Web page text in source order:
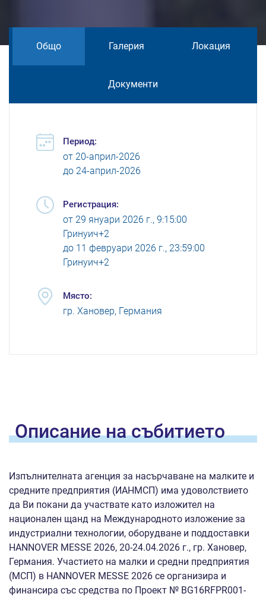
Общо Галерия Локация
Документи
Период:
от 20-април-2026
до 24-април-2026
Регистрация:
от 29 януари 2026 г., 9:15:00
Гринуич+2
до 11 февруари 2026 г., 23:59:00
Гринуич+2
Място:
гр. Хановер, Германия
Oписание насъбитието
Изпълнителната агенция за насърчаване на малките и
средните предприятия (ИАНМСП) има удоволствието
да Ви покани да участвате като изложител на
национален щанд на Международното изложение за
индустриални технологии, оборудване и поддоставки
HANNOVER MESSE 2026, 20-24.04.2026 г., гр. Хановер,
Германия. Участието на малки и средни предприятия
(МСП) в HANNOVER MESSE 2026 се организира и
финансира със средства по Проект № BG16RFPR001-